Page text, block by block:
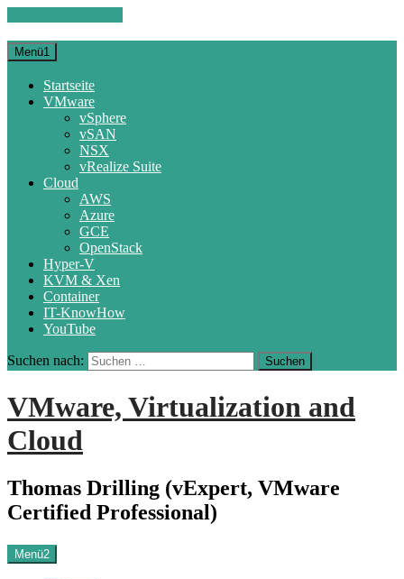
Menü1
Startseite
VMware
vSphere
vSAN
NSX
vRealize Suite
Cloud
AWS
Azure
GCE
OpenStack
Hyper-V
KVM & Xen
Container
IT-KnowHow
YouTube
Suchen nach:
VMware, Virtualization and
Cloud
Thomas Drilling (vExpert, VMware
Certified Professional)
Menü2